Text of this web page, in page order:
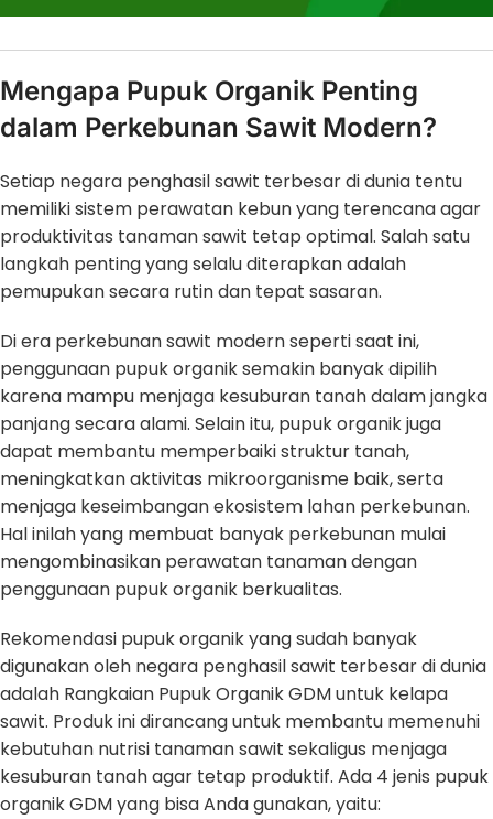
Mengapa Pupuk Organik Penting
dalam Perkebunan Sawit Modern?
Setiap negara penghasil sawit terbesar di dunia tentu
memiliki sistem perawatan kebun yang terencana agar
produktivitas tanaman sawit tetap optimal. Salah satu
langkah penting yang selalu diterapkan adalah
pemupukan secara rutin dan tepat sasaran.
Di era perkebunan sawit modern seperti saat ini,
penggunaan pupuk organik semakin banyak dipilih
karena mampu menjaga kesuburan tanah dalam jangka
panjang secara alami. Selain itu, pupuk organik juga
dapat membantu memperbaiki struktur tanah,
meningkatkan aktivitas mikroorganisme baik, serta
menjaga keseimbangan ekosistem lahan perkebunan.
Hal inilah yang membuat banyak perkebunan mulai
mengombinasikan perawatan tanaman dengan
penggunaan pupuk organik berkualitas.
Rekomendasi pupuk organik yang sudah banyak
digunakan oleh negara penghasil sawit terbesar di dunia
adalah Rangkaian Pupuk Organik GDM untuk kelapa
sawit. Produk ini dirancang untuk membantu memenuhi
kebutuhan nutrisi tanaman sawit sekaligus menjaga
kesuburan tanah agar tetap produktif. Ada 4 jenis pupuk
organik GDM yang bisa Anda gunakan, yaitu: